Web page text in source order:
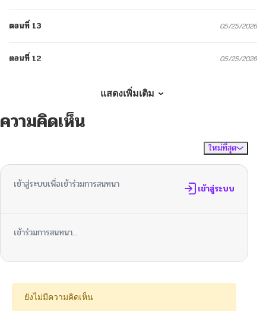
ตอนที่ 13 05/25/2026
ตอนที่ 12 05/25/2026
ตอนที่ 10
05/06/2026
ตอนที่ 8 05/06/2026
04/14/2026
ตอนที่ 5 04/10/2026
แสดงเพิ่มเติม
ความคิดเห็น
ใหม่ที่สุด
เข้าสู่ระบบเพื่อเข้าร่วมการสนทนา เข้าสู่ระบบ
เข้าร่วมการสนทนา...
ยังไม่มีความคิดเห็น